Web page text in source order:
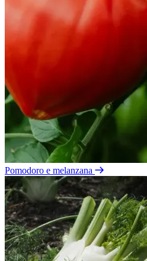
Pomodoro e melanzana